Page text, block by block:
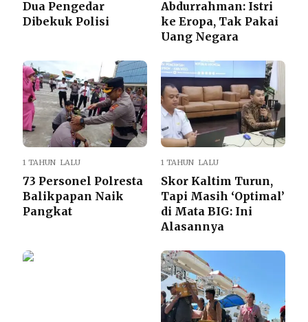
Dua Pengedar
Dibekuk Polisi
Abdurrahman: Istri
ke Eropa, Tak Pakai
Uang Negara
1 TAHUN LALU
73 Personel Polresta
Balikpapan Naik
Pangkat
1 TAHUN LALU
Skor Kaltim Turun,
Tapi Masih ‘Optimal’
di Mata BIG: Ini
Alasannya